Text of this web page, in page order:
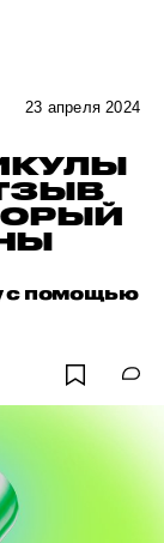
23 апреля 2024
с помощью